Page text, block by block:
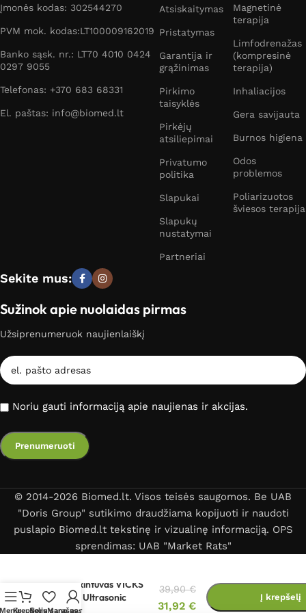
Įmonės kodas: 302544270
PVM mok. kodas:LT100009162019
Banko sąsk. nr.: LT70 4010 0424
0297 9055
Telefonas: +370 683 68331
El. paštas: info@biomed.lt
Atsiskaitymas
Pristatymas
Garantija ir
grąžinimas
Pirkimo
taisyklės
Pirkėjų
atsiliepimai
Privatumo
politika
Slapukai
Slapukų
nustatymai
Partneriai
Magnetinė
terapija
Limfodrenažas
(kompresinė
terapija)
Inhaliacijos
Gera savijauta
Burnos higiena
Odos
problemos
Poliarizuotos
šviesos terapija
Sekite mus:
Sužinok apie nuolaidas pirmas
Užsiprenumeruok naujienlaiškį
Noriu gauti informaciją apie naujienas ir akcijas.
© 2014-2026 Biomed.lt. Visos teisės saugomos. Be UAB
"Doris Group" sutikimo draudžiama kopijuoti ir naudoti
puslapio Biomed.lt tekstinę ir vizualinę informaciją. OPS
sprendimas: UAB "Market Rats"
MeniuKrepšelisNorų sąrašas
Mano paskyra
Oro drėkintuvas VICKS
VUL505 Ultrasonic
CoolMist
39,90€
31,92 €
Į krepšelį